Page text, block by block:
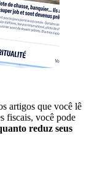
artigos que você lê
fiscais, você pode
reduz seus